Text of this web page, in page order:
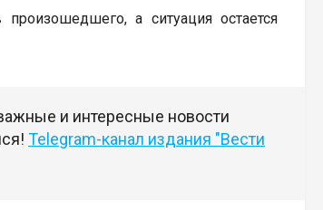
а ситуация остается
и интересные новости
Telegram-канал издания "Вести